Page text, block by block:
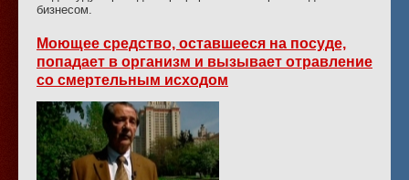
бизнесом.
Моющее средство, оставшееся на посуде,
попадает в организм и вызывает отравление
со смертельным исходом